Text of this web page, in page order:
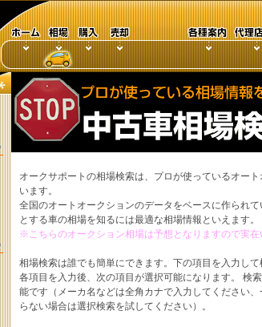
オークサポートの相場検索は、プロが使っているオー
います。
全国のオートオークションのデータをベースに作られ
とする車の相場を知るには最適な相場情報といえます。
※こちらのオークション相場は予想となりますので実在
相場検索は誰でも簡単にできます。下の項目を入力して
各項目を入力後、次の項目が選択可能になります。 検
能です（メーカ名などは全角カナで入力してください
らない場合は選択検索を試してください）。